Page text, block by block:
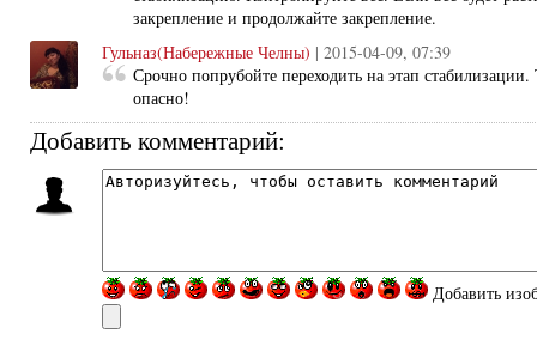
закрепление и продолжайте закрепление.
Гульназ(Набережные Челны) | 2015-04-09, 07:39
Срочно попрубойте переходить на этап стабилизации.
опасно!
Добавить комментарий:
Добавить